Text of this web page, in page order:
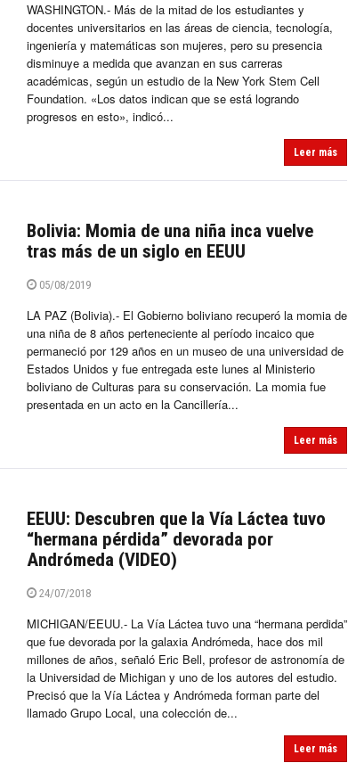
WASHINGTON.- Más de la mitad de los estudiantes y
docentes universitarios en las áreas de ciencia, tecnología,
ingeniería y matemáticas son mujeres, pero su presencia
disminuye a medida que avanzan en sus carreras
académicas, según un estudio de la New York Stem Cell
Foundation. «Los datos indican que se está logrando
progresos en esto», indicó...
Leer más
Bolivia: Momia de una niña inca vuelve
tras más de un siglo en EEUU
05/08/2019
LA PAZ (Bolivia).- El Gobierno boliviano recuperó la momia de
una niña de 8 años perteneciente al período incaico que
permaneció por 129 años en un museo de una universidad de
Estados Unidos y fue entregada este lunes al Ministerio
boliviano de Culturas para su conservación. La momia fue
presentada en un acto en la Cancillería...
Leer más
EEUU: Descubren que la Vía Láctea tuvo
“hermana pérdida” devorada por
Andrómeda (VIDEO)
24/07/2018
MICHIGAN/EEUU.- La Vía Láctea tuvo una “hermana perdida”
que fue devorada por la galaxia Andrómeda, hace dos mil
millones de años, señaló Eric Bell, profesor de astronomía de
la Universidad de Michigan y uno de los autores del estudio.
Precisó que la Vía Láctea y Andrómeda forman parte del
llamado Grupo Local, una colección de...
Leer más